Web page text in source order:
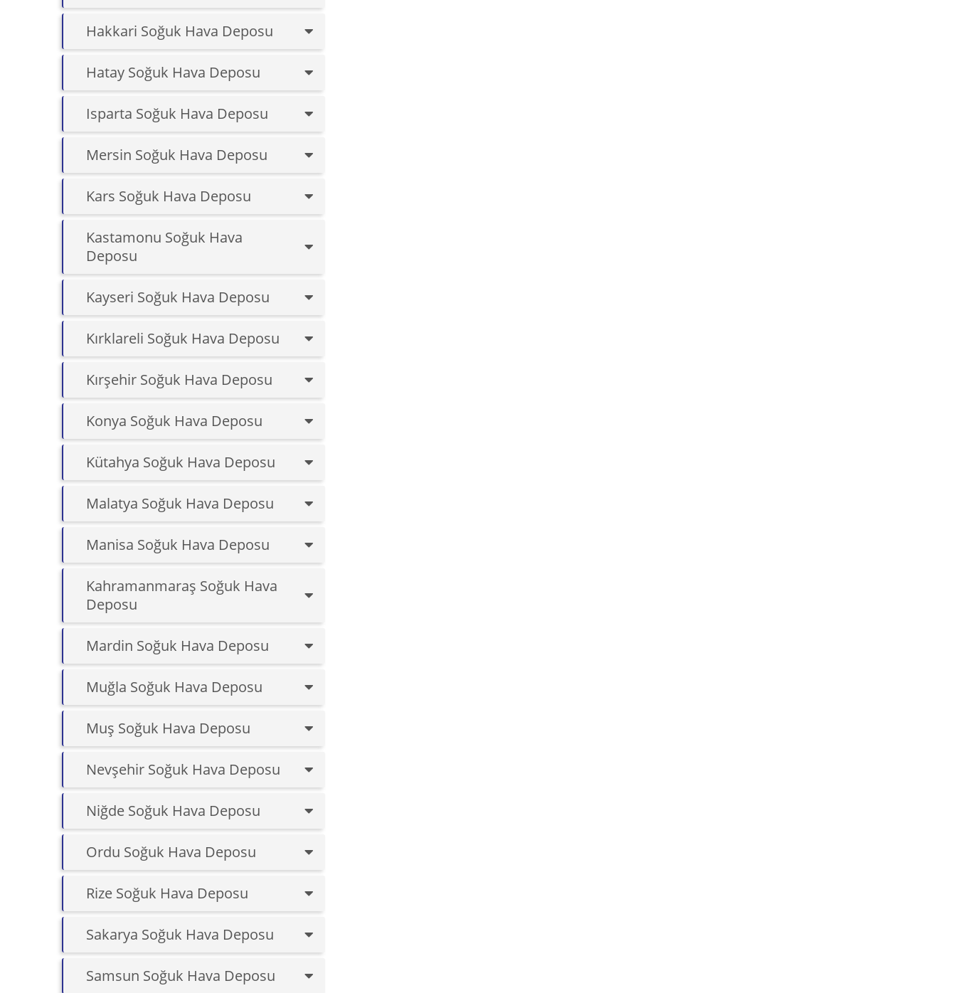
Hakkari Soğuk Hava Deposu
Hatay Soğuk Hava Deposu
Isparta Soğuk Hava Deposu
Mersin Soğuk Hava Deposu
Kars Soğuk Hava Deposu
Kastamonu Soğuk Hava
Deposu
Kayseri Soğuk Hava Deposu
Kırklareli Soğuk Hava Deposu
Kırşehir Soğuk Hava Deposu
Konya Soğuk Hava Deposu
Kütahya Soğuk Hava Deposu
Malatya Soğuk Hava Deposu
Manisa Soğuk Hava Deposu
Kahramanmaraş Soğuk Hava
Deposu
Mardin Soğuk Hava Deposu
Muğla Soğuk Hava Deposu
Muş Soğuk Hava Deposu
Nevşehir Soğuk Hava Deposu
Niğde Soğuk Hava Deposu
Ordu Soğuk Hava Deposu
Rize Soğuk Hava Deposu
Sakarya Soğuk Hava Deposu
Samsun Soğuk Hava Deposu